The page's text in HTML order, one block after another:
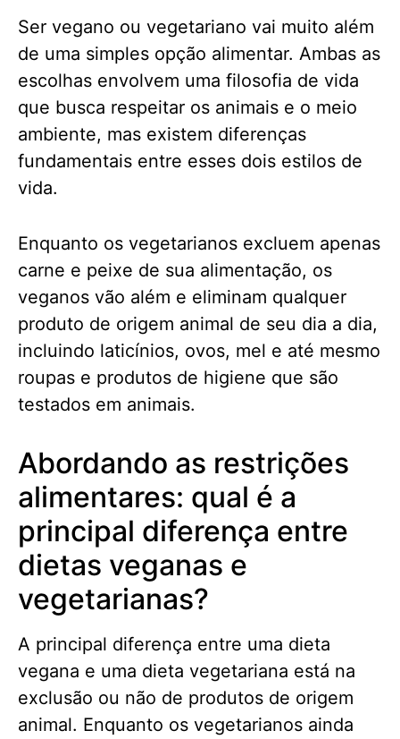
Ser vegano ou vegetariano vai muito além
de uma simples opção alimentar. Ambas as
escolhas envolvem uma filosofia de vida
que busca respeitar os animais e o meio
ambiente, mas existem diferenças
fundamentais entre esses dois estilos de
vida.
Enquanto os vegetarianos excluem apenas
carne e peixe de sua alimentação, os
veganos vão além e eliminam qualquer
produto de origem animal de seu dia a dia,
incluindo laticínios, ovos, mel e até mesmo
roupas e produtos de higiene que são
testados em animais.
Abordando as restrições
alimentares: qual é a
principal diferença entre
dietas veganas e
vegetarianas?
A principal diferença entre uma dieta
vegana e uma dieta vegetariana está na
exclusão ou não de produtos de origem
animal. Enquanto os vegetarianos ainda